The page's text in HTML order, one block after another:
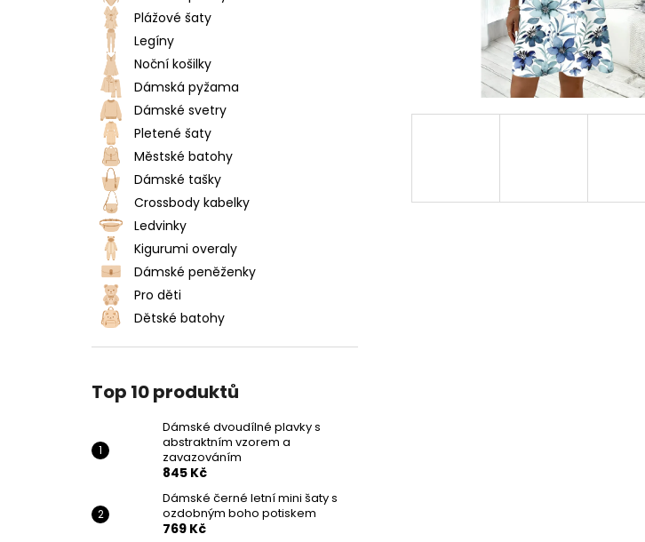
Plážové šaty
Legíny
Noční košilky
Dámská pyžama
Dámské svetry
Pletené šaty
Městské batohy
Dámské tašky
Crossbody kabelky
Ledvinky
Kigurumi overaly
Dámské peněženky
Pro děti
Dětské batohy
Top 10 produktů
Dámské dvoudílné plavky s
abstraktním vzorem a
zavazováním
845 Kč
Dámské černé letní mini šaty s
ozdobným boho potiskem
769 Kč
DÁMSKÉ DVOUDÍLNÉ PLAVKY S
ABSTRAKTNÍM VZOREM A
ZAVAZOVÁNÍM
845 Kč